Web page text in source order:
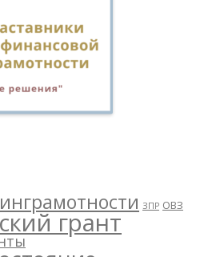
ЗПР ОВЗ
грант